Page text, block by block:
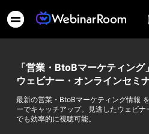
「営業・BtoBマーケティング
ウェビナー・オンラインセミ
最新の営業・BtoBマーケティング情報
ーでキャッチアップ。見逃したウェビ
でも効率的に視聴可能。